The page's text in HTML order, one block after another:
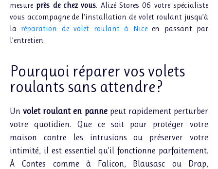
mesure près de chez vous. Alizé Stores 06 votre spécialiste
vous accompagne de l’installation de volet roulant jusqu’à
la réparation de volet roulant à Niceen passant par
l’entretien.
Pourquoi réparer vos volets
roulants sans attendre ?
Unvolet roulant en pannepeut rapidement perturber
votre quotidien. Que ce soit pour protéger votre
maison contre les intrusions ou préserver votre
intimité, il est essentiel qu’il fonctionne parfaitement.
À Contes comme à Falicon, Blausasc ou Drap,